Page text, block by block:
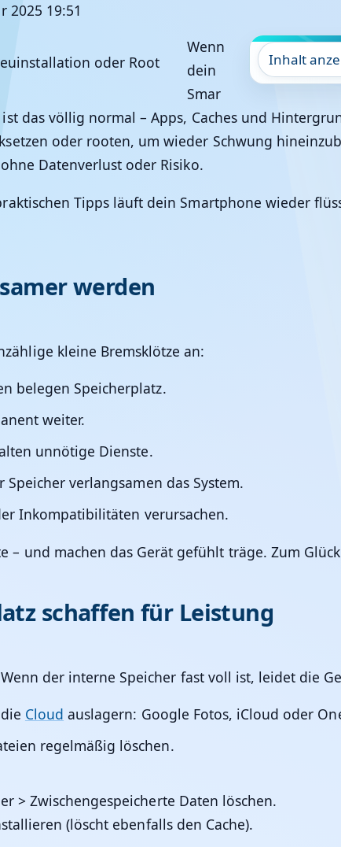
2025 19:51
Inhalt
Wenn
dein
Smar
das völlig normal – Apps, Caches und
oder rooten, um wieder Schwung
Datenverlust oder Risiko.
Tipps läuft dein Smartphone wieder
werden
kleine Bremsklötze an:
belegen Speicherplatz.
weiter.
unnötige Dienste.
Speicher verlangsamen das System.
Inkompatibilitäten verursachen.
– und machen das Gerät gefühlt träge. Zum
schaffen für Leistung
der interne Speicher fast voll ist, leidet die
Cloud auslagern: Google Fotos, iCloud oder
regelmäßig löschen.
> Zwischengespeicherte Daten löschen.
(löscht ebenfalls den Cache).